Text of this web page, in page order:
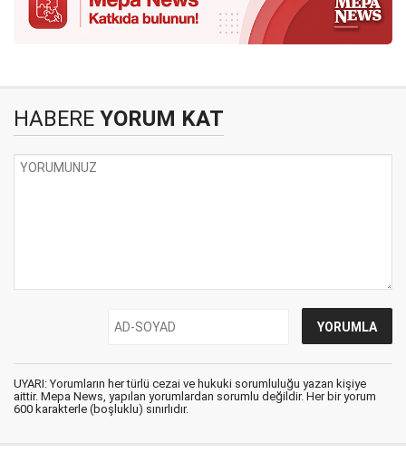
HABERE YORUM KAT
UYARI: Yorumların her türlü cezai ve hukuki sorumluluğu yazan kişiye
aittir. Mepa News, yapılan yorumlardan sorumlu değildir. Her bir yorum
600 karakterle (boşluklu) sınırlıdır.